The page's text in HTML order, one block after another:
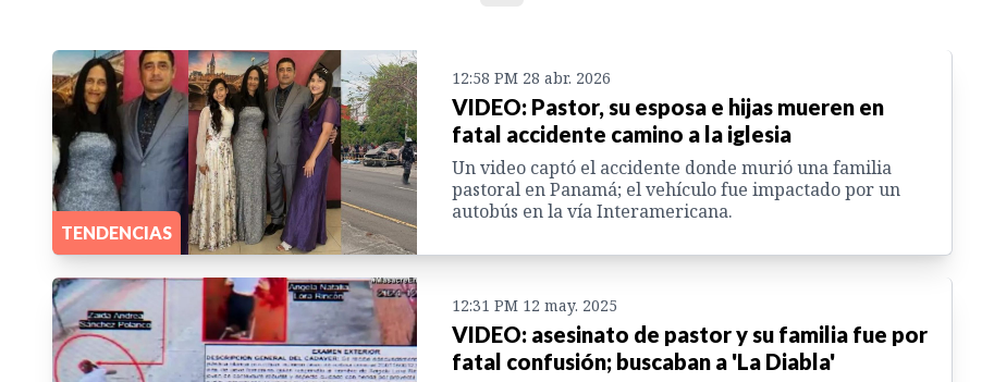
TENDENCIAS
12:58 PM 28 abr. 2026
VIDEO: Pastor, su esposa e hijas mueren en
fatal accidente camino a la iglesia
Un video captó el accidente donde murió una familia
pastoral en Panamá; el vehículo fue impactado por un
autobús en la vía Interamericana.
12:31 PM 12 may. 2025
VIDEO: asesinato de pastor y su familia fue por
fatal confusión; buscaban a 'La Diabla'